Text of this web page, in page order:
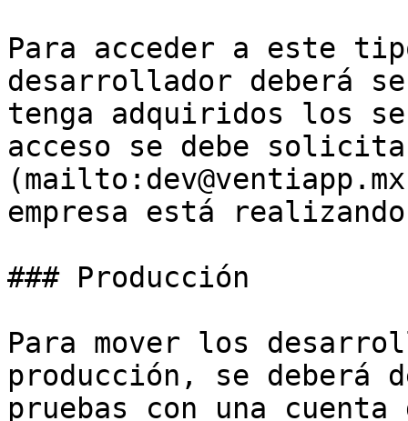
Para acceder a este
desarrollador deberá
tenga adquiridos los
acceso se debe
empresa está
### Producción
Para mover los
producción, se deberá
pruebas con una